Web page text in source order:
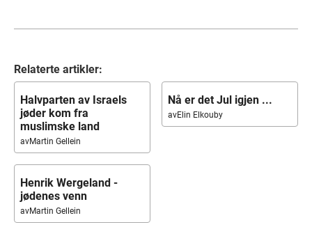
Relaterte artikler:
Halvparten av Israels
jøder kom fra
muslimske land
avMartin Gellein
Nå er det Jul igjen ...
avElin Elkouby
Henrik Wergeland -
jødenes venn
avMartin Gellein